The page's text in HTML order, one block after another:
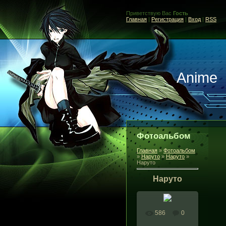
Приветствую Вас Гость
Главная | Регистрация | Вход | RSS
Anime
Фотоальбом
Главная » Фотоальбом
»Наруто » Наруто »
Наруто
Наруто
586 0